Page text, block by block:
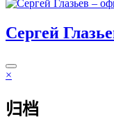
Сергей
×
归档